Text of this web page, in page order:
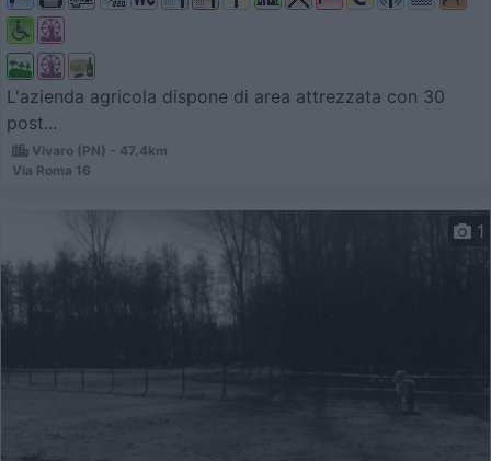
L'azienda agricola dispone di area attrezzata con 30
post...
Vivaro (PN) - 47.4km
Via Roma 16
1